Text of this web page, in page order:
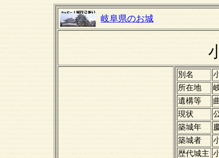
岐阜県のお城
別名
所在地
遺構等
現状
築城年
築城者
歴代城主